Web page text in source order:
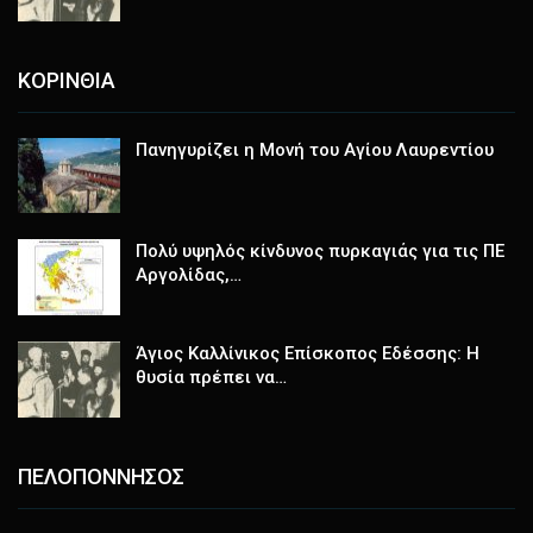
ΚΟΡΙΝΘΙΑ
Πανηγυρίζει η Μονή του Αγίου Λαυρεντίου
Πολύ υψηλός κίνδυνος πυρκαγιάς για τις ΠΕ
Αργολίδας,…
Άγιος Καλλίνικος Επίσκοπος Εδέσσης: Η
θυσία πρέπει να…
ΠΕΛΟΠΟΝΝΗΣΟΣ